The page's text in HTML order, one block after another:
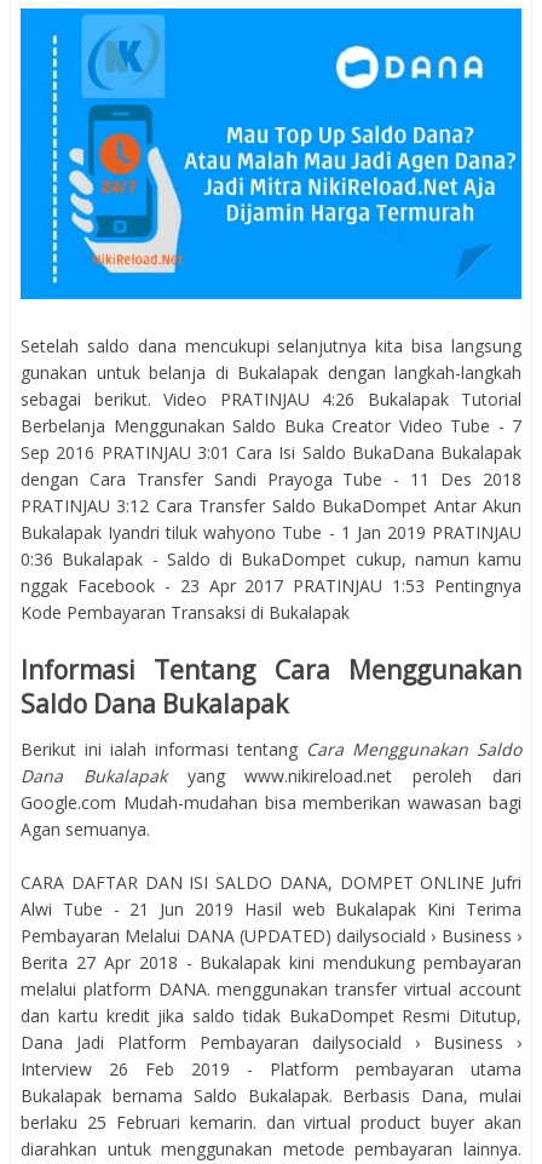
Setelah saldo dana mencukupi selanjutnya kita bisa langsung
gunakan untuk belanja di Bukalapak dengan langkah-langkah
sebagai berikut. Video PRATINJAU 4:26 Bukalapak Tutorial
Berbelanja Menggunakan Saldo Buka Creator Video Tube - 7
Sep 2016 PRATINJAU 3:01 Cara Isi Saldo BukaDana Bukalapak
dengan Cara Transfer Sandi Prayoga Tube - 11 Des 2018
PRATINJAU 3:12 Cara Transfer Saldo BukaDompet Antar Akun
Bukalapak Iyandri tiluk wahyono Tube - 1 Jan 2019 PRATINJAU
0:36 Bukalapak - Saldo di BukaDompet cukup, namun kamu
nggak Facebook - 23 Apr 2017 PRATINJAU 1:53 Pentingnya
Kode Pembayaran Transaksi di Bukalapak
Informasi Tentang Cara Menggunakan
Saldo Dana Bukalapak
Berikut ini ialah informasi tentang Cara Menggunakan Saldo
Dana Bukalapak yang www.nikireload.net peroleh dari
Google.com Mudah-mudahan bisa memberikan wawasan bagi
Agan semuanya.
CARA DAFTAR DAN ISI SALDO DANA, DOMPET ONLINE Jufri
Alwi Tube - 21 Jun 2019 Hasil web Bukalapak Kini Terima
Pembayaran Melalui DANA (UPDATED) dailysociald › Business ›
Berita 27 Apr 2018 - Bukalapak kini mendukung pembayaran
melalui platform DANA. menggunakan transfer virtual account
dan kartu kredit jika saldo tidak BukaDompet Resmi Ditutup,
Dana Jadi Platform Pembayaran dailysociald › Business ›
Interview 26 Feb 2019 - Platform pembayaran utama
Bukalapak bernama Saldo Bukalapak. Berbasis Dana, mulai
berlaku 25 Februari kemarin. dan virtual product buyer akan
diarahkan untuk menggunakan metode pembayaran lainnya.